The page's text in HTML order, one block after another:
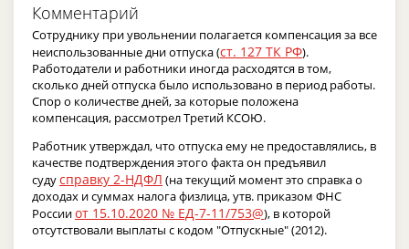
Комментарий
Сотруднику при увольнении полагается компенсация за все
неиспользованные дни отпуска (ст. 127 ТК РФ).
Работодатели и работники иногда расходятся в том,
сколько дней отпуска было использовано в период работы.
Спор о количестве дней, за которые положена
компенсация, рассмотрел Третий КСОЮ.
Работник утверждал, что отпуска ему не предоставлялись, в
качестве подтверждения этого факта он предъявил
судусправку 2-НДФЛ (на текущий момент это справка о
доходах и суммах налога физлица, утв. приказом ФНС
Россииот 15.10.2020 № ЕД-7-11/753@), в которой
отсутствовали выплаты с кодом "Отпускные" (2012).